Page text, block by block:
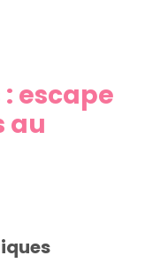
escape
au